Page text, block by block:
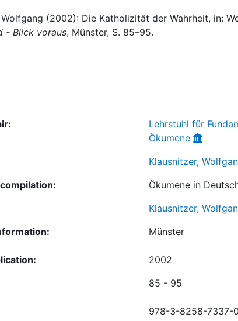
(2002): Die Katholizität der Wahrheit, in:
- Blick voraus, Münster, S. 85–95.
Lehrstuhl für
Ökumene
Klausnitzer,
Ökumene in
Klausnitzer,
Münster
2002
85 - 95
978-3-8258-7337-0